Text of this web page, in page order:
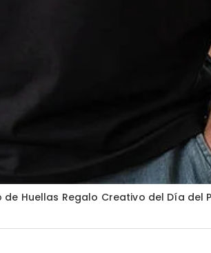
Huellas Regalo Creativo del Día del